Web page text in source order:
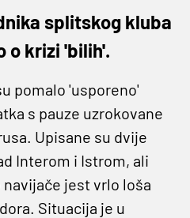
splitskog kluba
o krizi 'bilih'.
pomalo 'usporeno'
s pauze uzrokovane
Upisane su dvije
Interom i Istrom, ali
jest vrlo loša
Situacija je u